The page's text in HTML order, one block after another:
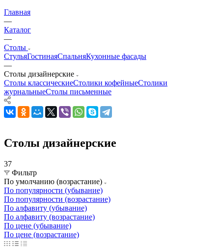
Главная
—
Каталог
—
Столы
СтульяГостинаяСпальняКухонные фасады
—
Столы дизайнерские
Столы классическиеСтолики кофейныеСтолики
журнальныеСтолы письменные
Столы дизайнерские
37
Фильтр
По умолчанию (возрастание)
По популярности (убывание)
По популярности (возрастание)
По алфавиту (убывание)
По алфавиту (возрастание)
По цене (убывание)
По цене (возрастание)